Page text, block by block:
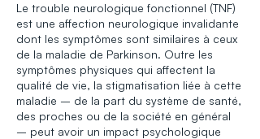
Le trouble neurologique fonctionnel (TNF)
est une affection neurologique invalidante
dont les symptômes sont similaires à ceux
de la maladie de Parkinson. Outre les
symptômes physiques qui affectent la
qualité de vie, la stigmatisation liée à cette
maladie – de la part du système de santé,
des proches ou de la société en général
– peut avoir un impact psychologique